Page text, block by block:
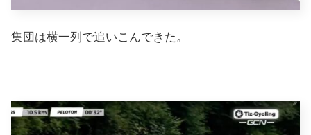
集団は横一列で追いこんできた。